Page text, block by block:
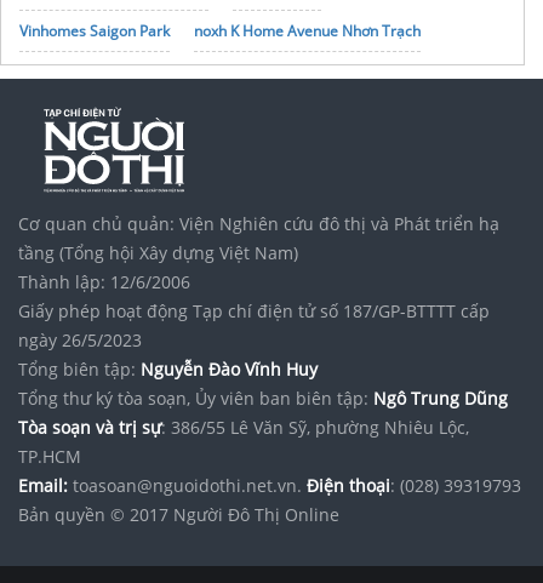
Vinhomes Saigon Park
noxh K Home Avenue Nhơn Trạch
Tập đoàn Bcons Group
Cơ quan chủ quản: Viện Nghiên cứu đô thị và Phát triển hạ
tầng (Tổng hội Xây dựng Việt Nam)
Thành lập: 12/6/2006
Giấy phép hoạt động Tạp chí điện tử số 187/GP-BTTTT cấp
ngày 26/5/2023
Tổng biên tập: Nguyễn Đào Vĩnh Huy
Tổng thư ký tòa soạn, Ủy viên ban biên tập: Ngô Trung Dũng
Tòa soạn và trị sự: 386/55 Lê Văn Sỹ, phường Nhiêu Lộc,
TP.HCM
Email: toasoan@nguoidothi.net.vn. Điện thoại: (028) 39319793
Bản quyền © 2017 Người Đô Thị Online